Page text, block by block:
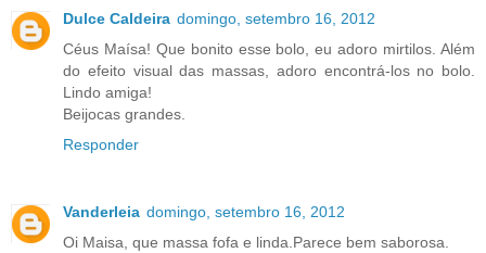
Dulce Caldeira domingo, setembro 16, 2012
Céus Maísa! Que bonito esse bolo, eu adoro mirtilos. Além
do efeito visual das massas, adoro encontrá-los no bolo.
Lindo amiga!
Beijocas grandes.
Responder
Vanderleia domingo, setembro 16, 2012
Oi Maisa, que massa fofa e linda.Parece bem saborosa.